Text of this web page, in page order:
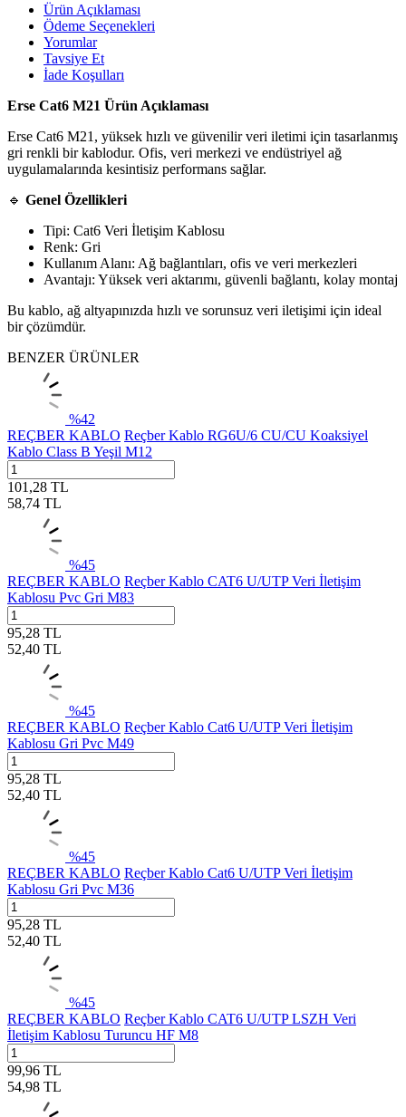
Ürün Açıklaması
Ödeme Seçenekleri
Yorumlar
Tavsiye Et
İade Koşulları
Erse Cat6 M21 Ürün Açıklaması
Erse Cat6 M21, yüksek hızlı ve güvenilir veri iletimi için tasarlanmış
gri renkli bir kablodur. Ofis, veri merkezi ve endüstriyel ağ
uygulamalarında kesintisiz performans sağlar.
🔹 Genel Özellikleri
Tipi: Cat6 Veri İletişim Kablosu
Renk: Gri
Kullanım Alanı: Ağ bağlantıları, ofis ve veri merkezleri
Avantajı: Yüksek veri aktarımı, güvenli bağlantı, kolay montaj
Bu kablo, ağ altyapınızda hızlı ve sorunsuz veri iletişimi için ideal
bir çözümdür.
BENZER ÜRÜNLER
%42
REÇBER KABLO Reçber Kablo RG6U/6 CU/CU Koaksiyel
Kablo Class B Yeşil M12
101,28 TL
58,74 TL
%45
REÇBER KABLO Reçber Kablo CAT6 U/UTP Veri İletişim
Kablosu Pvc Gri M83
95,28 TL
52,40 TL
%45
REÇBER KABLO Reçber Kablo Cat6 U/UTP Veri İletişim
Kablosu Gri Pvc M49
95,28 TL
52,40 TL
%45
REÇBER KABLO Reçber Kablo Cat6 U/UTP Veri İletişim
Kablosu Gri Pvc M36
95,28 TL
52,40 TL
%45
REÇBER KABLO Reçber Kablo CAT6 U/UTP LSZH Veri
İletişim Kablosu Turuncu HF M8
99,96 TL
54,98 TL